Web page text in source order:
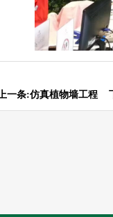
上一条:仿真植物墙工程